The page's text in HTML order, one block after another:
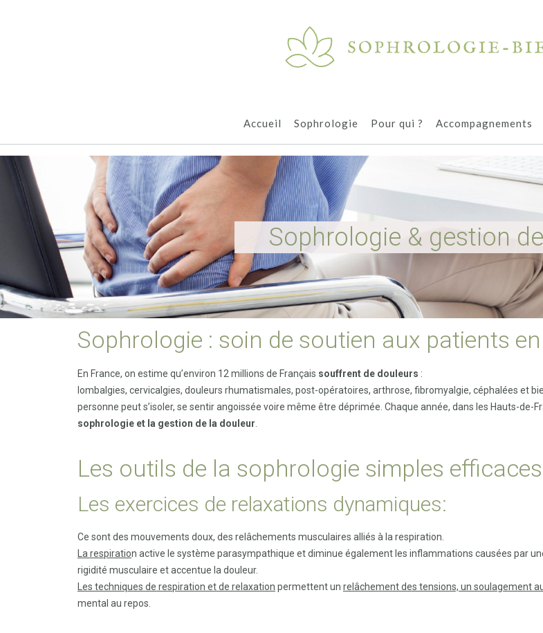
Accueil Sophrologie Pour qui ? Accompagnements
Sophrologie & gestion
Sophrologie : soin de soutien aux patients
En France, on estime qu’environ 12 millions de Français souffrent de douleurs :
lombalgies, cervicalgies, douleurs rhumatismales, post-opératoires, arthrose, fibromyalgie, céphalées et
personne peut s’isoler, se sentir angoissée voire même être déprimée. Chaque année, dans les Hauts-
sophrologie et la gestion de la douleur.
Les outils de la sophrologie simples
Les exercices de relaxations dynamiques:
Ce sont des mouvements doux, des relâchements musculaires alliés à la respiration.
La respiration active le système parasympathique et diminue également les inflammations causées par
rigidité musculaire et accentue la douleur.
Les techniques de respiration et de relaxation permettent un relâchement des tensions, un soulagement
mental au repos.